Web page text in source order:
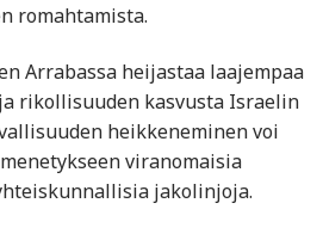
romahtamista.
Arrabassa heijastaa laajempaa
rikollisuuden kasvusta Israelin
heikkeneminen voi
viranomaisia
jakolinjoja.​